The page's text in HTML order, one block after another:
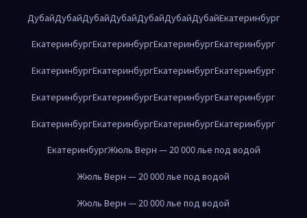
ДубайДубайДубайДубайДубайДубайДубайЕкатеринбург
ЕкатеринбургЕкатеринбургЕкатеринбургЕкатеринбург
ЕкатеринбургЕкатеринбургЕкатеринбургЕкатеринбург
ЕкатеринбургЕкатеринбургЕкатеринбургЕкатеринбург
ЕкатеринбургЕкатеринбургЕкатеринбургЕкатеринбург
ЕкатеринбургЖюль Верн — 20 000 лье под водой
Жюль Верн — 20 000 лье под водой
Жюль Верн — 20 000 лье под водой